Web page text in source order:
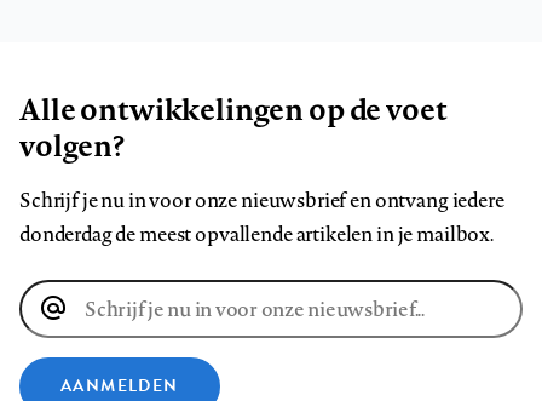
Alle ontwikkelingen op de voet
volgen?
Schrijf je nu in voor onze nieuwsbrief en ontvang iedere
donderdag de meest opvallende artikelen in je mailbox.
E-
mailadres
AANMELDEN